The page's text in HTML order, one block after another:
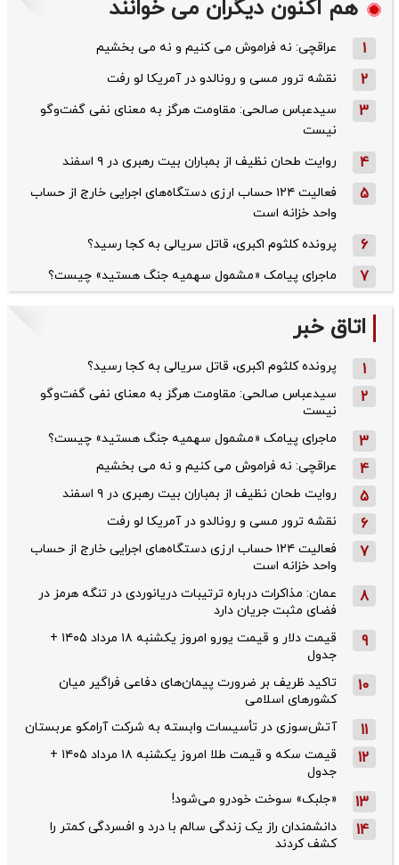
هم اکنون دیگران می خوانند
1 عراقچی: نه فراموش می کنیم و نه می بخشیم
2 نقشه ترور مسی و رونالدو در آمریکا لو رفت
3
سیدعباس صالحی: مقاومت هرگز به معنای نفی گفت‌وگو
نیست
4 روایت طحان‌ نظیف از بمباران بیت رهبری در ۹ اسفند
5
فعالیت ۱۲۴ حساب ارزی دستگاه‌های اجرایی خارج از حساب
واحد خزانه است
6 پرونده کلثوم اکبری، قاتل سریالی به کجا رسید؟
7 ماجرای پیامک «مشمول سهمیه جنگ هستید» چیست؟
اتاق خبر
1 پرونده کلثوم اکبری، قاتل سریالی به کجا رسید؟
2
سیدعباس صالحی: مقاومت هرگز به معنای نفی گفت‌وگو
نیست
3 ماجرای پیامک «مشمول سهمیه جنگ هستید» چیست؟
4 عراقچی: نه فراموش می کنیم و نه می بخشیم
5 روایت طحان‌ نظیف از بمباران بیت رهبری در ۹ اسفند
6 نقشه ترور مسی و رونالدو در آمریکا لو رفت
7
فعالیت ۱۲۴ حساب ارزی دستگاه‌های اجرایی خارج از حساب
واحد خزانه است
8
عمان: مذاکرات درباره ترتیبات دریانوردی در تنگه هرمز در
فضای مثبت جریان دارد
9
قیمت دلار و قیمت یورو امروز یکشنبه ۱۸ مرداد ۱۴۰۵ +
جدول
10
تاکید ظریف بر ضرورت پیمان‌های دفاعی فراگیر میان
کشورهای اسلامی
11 آتش‌سوزی در تأسیسات وابسته به شرکت آرامکو عربستان
12
قیمت سکه و قیمت طلا امروز یکشنبه ۱۸ مرداد ۱۴۰۵ +
جدول
13 «جلبک» سوخت خودرو می‌شود!
14
دانشمندان راز یک زندگی سالم با درد و افسردگی کمتر را
کشف کردند